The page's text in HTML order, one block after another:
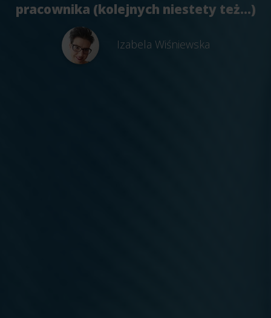
pracownika (kolejnych niestety też...)
Izabela Wiśniewska